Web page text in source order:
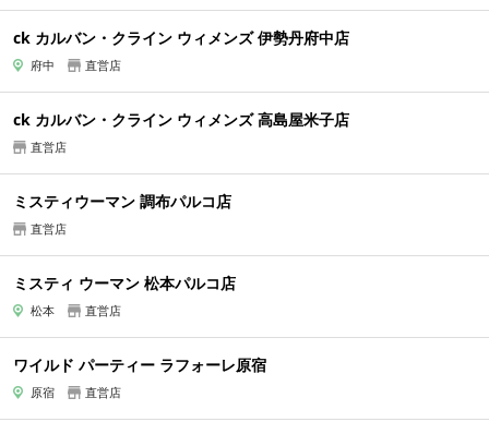
ck カルバン・クライン ウィメンズ 伊勢丹府中店
府中 直営店
ck カルバン・クライン ウィメンズ 高島屋米子店
直営店
ミスティウーマン 調布パルコ店
直営店
ミスティ ウーマン 松本パルコ店
松本 直営店
ワイルド パーティー ラフォーレ原宿
原宿 直営店